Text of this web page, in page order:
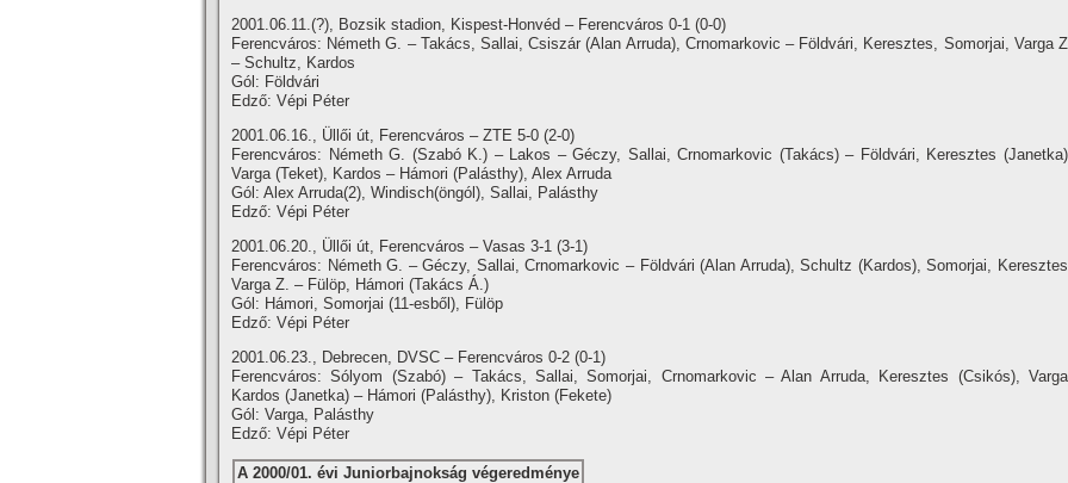
2001.06.11.(?), Bozsik stadion, Kispest-Honvéd – Ferencváros 0-1 (0-0)
Ferencváros: Németh G. – Takács, Sallai, Csiszár (Alan Arruda), Crnomarkovic – Földvári, Keresztes, Somorjai, Varga
– Schultz, Kardos
Gól: Földvári
Edző: Vépi Péter
2001.06.16., Üllői út, Ferencváros – ZTE 5-0 (2-0)
Ferencváros: Németh G. (Szabó K.) – Lakos – Géczy, Sallai, Crnomarkovic (Takács) – Földvári, Keresztes
Varga (Teket), Kardos – Hámori (Palásthy), Alex Arruda
Gól: Alex Arruda(2), Windisch(öngól), Sallai, Palásthy
Edző: Vépi Péter
2001.06.20., Üllői út, Ferencváros – Vasas 3-1 (3-1)
Ferencváros: Németh G. – Géczy, Sallai, Crnomarkovic – Földvári (Alan Arruda), Schultz (Kardos), Somorjai,
Varga Z. – Fülöp, Hámori (Takács Á.)
Gól: Hámori, Somorjai (11-esből), Fülöp
Edző: Vépi Péter
2001.06.23., Debrecen, DVSC – Ferencváros 0-2 (0-1)
Ferencváros: Sólyom (Szabó) – Takács, Sallai, Somorjai, Crnomarkovic – Alan Arruda, Keresztes (Csikós),
Kardos (Janetka) – Hámori (Palásthy), Kriston (Fekete)
Gól: Varga, Palásthy
Edző: Vépi Péter
A 2000/01. évi Juniorbajnokság végeredménye